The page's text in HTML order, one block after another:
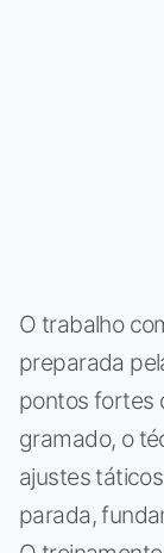
O trabalho
preparada
pontos fortes
gramado, o
ajustes
parada,